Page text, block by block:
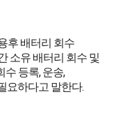
후 배터리 회수
소유 배터리 회수 및
등록, 운송,
요하다고 말한다.